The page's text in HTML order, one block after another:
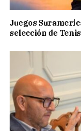
Juegos
selección de Tenis